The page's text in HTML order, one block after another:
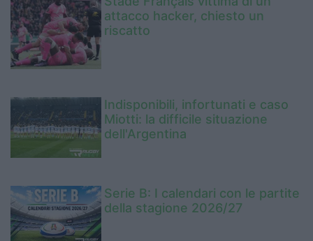
attacco hacker, chiesto un
riscatto
Indisponibili, infortunati e caso
Miotti: la difficile situazione
dell'Argentina
Serie B: I calendari con le partite
della stagione 2026/27